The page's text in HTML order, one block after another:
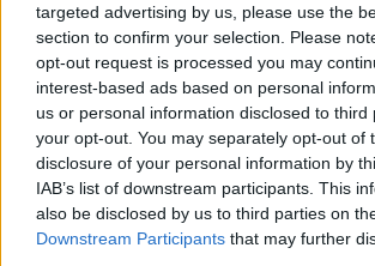
targeted advertising by us, please use the
section to confirm your selection. Please
opt-out request is processed you may
interest-based ads based on personal
us or personal information disclosed to third
your opt-out. You may separately opt-out of
disclosure of your personal information by
IAB’s list of downstream participants. This
also be disclosed by us to third parties on
Downstream Participants that may further
ΑΘΛΗΤΙΣΜΟΣ
Εμφατική πρεμιέρα για τη
και πρόκριση στους «32»